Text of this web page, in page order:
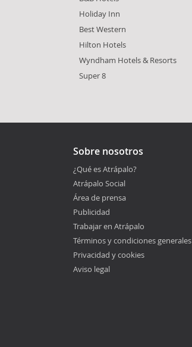
Holiday Inn
Best Western
Hilton Hotels
Wyndham Hotels & Resorts
Super 8
Sobre nosotros
¿Qué es Atrápalo?
Atrápalo Social
Área de prensa
Publicidad
Trabajar en Atrápalo
Términos y condiciones generales
Privacidad y cookies
Aviso legal